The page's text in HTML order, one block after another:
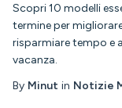
Scopri 10 modelli
termine per
risparmiare tempo e
vacanza.
By Minut in Notizie